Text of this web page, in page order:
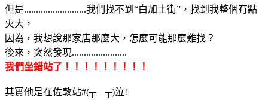
但是..........................我們找不到“白加士街”，找到我整個有點
火大，
因為，我想說那家店那麼大，怎麼可能那麼難找？
後來，突然發現.......................
我們坐錯站了！！！！！！！！！
其實他是在佐敦站#(┬＿┬)泣!